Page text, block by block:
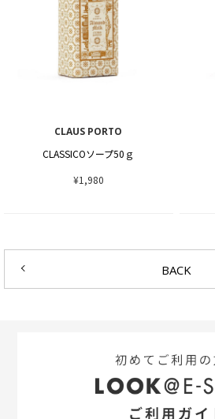
CLAUS PORTO
CLASSICOソープ50ｇ
¥1,980
BACK